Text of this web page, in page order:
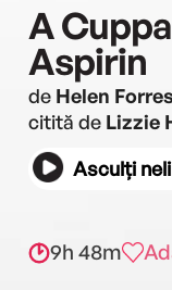
A
Aspirin
de Helen
citită de Lizzie
Asculți
9h 48m